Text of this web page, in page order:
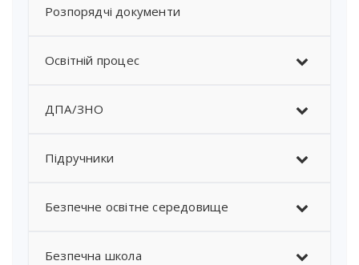
Розпорядчі документи
Освітній процес
ДПА/ЗНО
Підручники
Безпечне освітне середовище
Безпечна школа